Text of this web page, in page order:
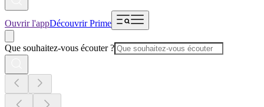
Ouvrir l'appDécouvrir Prime
Que souhaitez-vous écouter ?